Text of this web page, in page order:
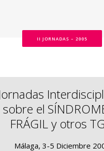
II JORNADAS – 2005
sobre el
FRÁGIL y otros
Málaga, 3-5 Diciembre